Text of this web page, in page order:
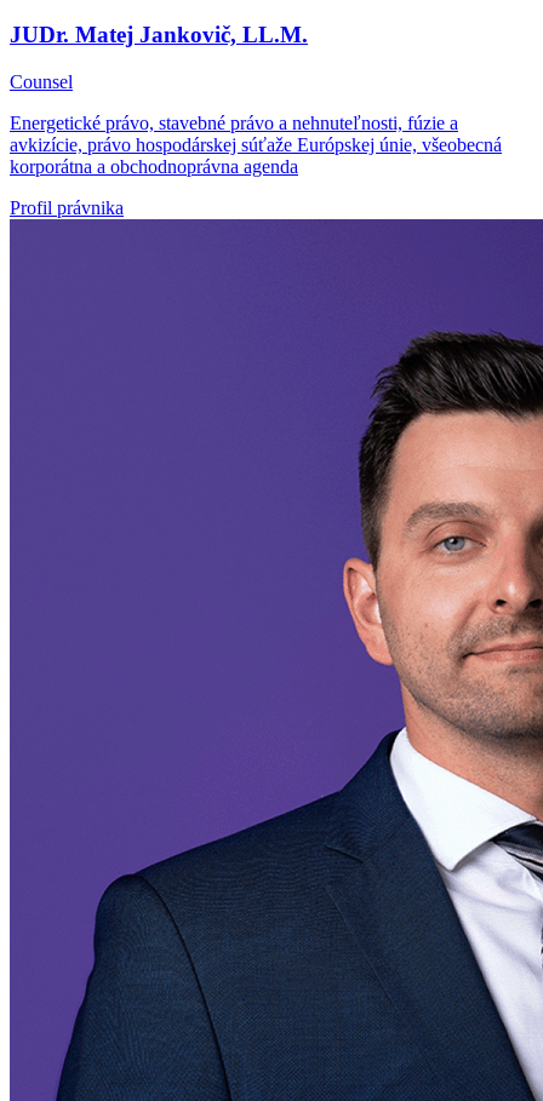
JUDr. Matej Jankovič, LL.M.
Counsel
Energetické právo, stavebné právo a nehnuteľnosti, fúzie a
avkizície, právo hospodárskej súťaže Európskej únie, všeobecná
korporátna a obchodnoprávna agenda
Profil právnika